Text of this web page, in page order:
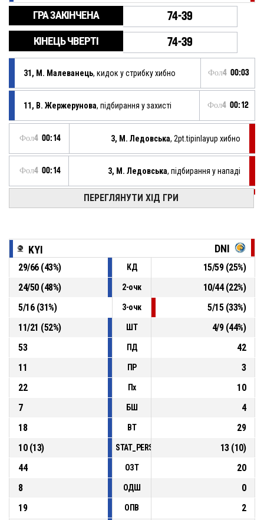
ГРА ЗАКІНЧЕНА 74-39
КІНЕЦЬ ЧВЕРТІ 74-39
31, М. Малеванець, кидок у стрибку хибно Фол4 00:03
11, В. Жержерунова, підбирання у захисті Фол4 00:12
Фол4 00:14 3, М. Ледовська, 2pt.tipinlayup хибно
Фол4 00:14 3, М. Ледовська, підбирання у нападі
7, М. Овсіюк, кидок у стрибку хибно
Спірний
Фол4 00:42 , перехоплення
10, А. Заремська , втрата: невдала передача Фол4 00:42
ПЕРЕГЛЯНУТИ ХІД ГРИ
KYI DNI
29/66(43%) КД 15/59(25%)
24/50(48%) 2-очк 10/44(22%)
5/16(31%) 3-очк 5/15(33%)
11/21 (52%) ШТ 4/9(44%)
53
ПД
42
11
ПР
3
22
Пх
10
7
БШ
4
18
ВТ
29
10(13) 13(10)
44
ОЗТ
20
8
ОДШ
0
19
ОПВ
2